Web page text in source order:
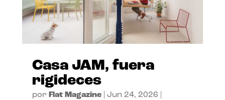
Casa JAM, fuera
rigideces
por Flat Magazine| Jun 24, 2026